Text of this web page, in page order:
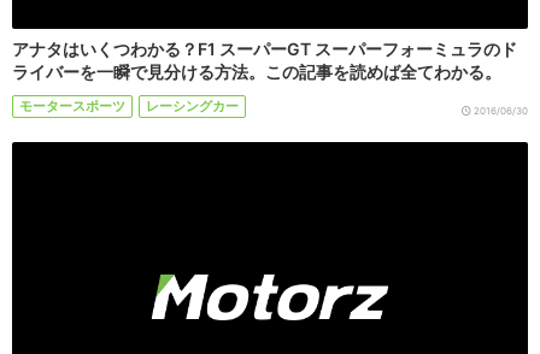
アナタはいくつわかる？F1 スーパーGT スーパーフォーミュラのド
ライバーを一瞬で見分ける方法。この記事を読めば全てわかる。
モータースポーツ レーシングカー 2016/06/30